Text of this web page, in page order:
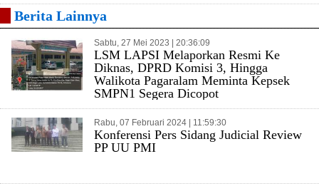
Berita Lainnya
Sabtu, 27 Mei 2023 | 20:36:09
LSM LAPSI Melaporkan Resmi Ke
Diknas, DPRD Komisi 3, Hingga
Walikota Pagaralam Meminta Kepsek
SMPN1 Segera Dicopot
Rabu, 07 Februari 2024 | 11:59:30
Konferensi Pers Sidang Judicial Review
PP UU PMI